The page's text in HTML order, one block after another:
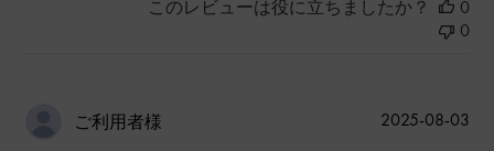
このレビューは役に立ちましたか？
0
0
ご利用者様
公
2025-08-03